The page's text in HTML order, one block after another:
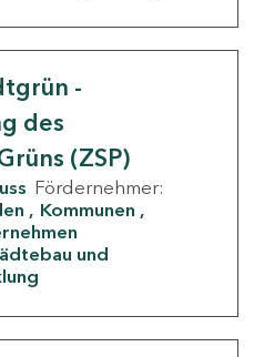
-
des
(ZSP)
Fördernehmer:
Kommunen
und